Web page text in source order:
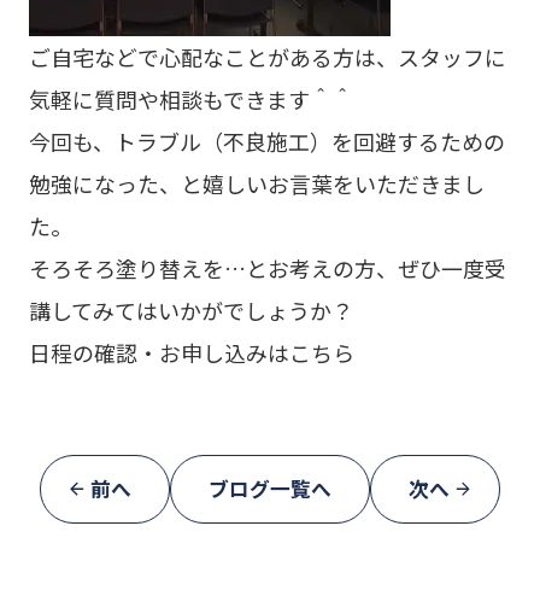
ご自宅などで心配なことがある方は、スタッフに
気軽に質問や相談もできます＾＾
今回も、トラブル（不良施工）を回避するための
勉強になった、と嬉しいお言葉をいただきまし
た。
そろそろ塗り替えを…とお考えの方、ぜひ一度受
講してみてはいかがでしょうか？
日程の確認・お申し込みはこちら
前へ ブログ一覧へ 次へ